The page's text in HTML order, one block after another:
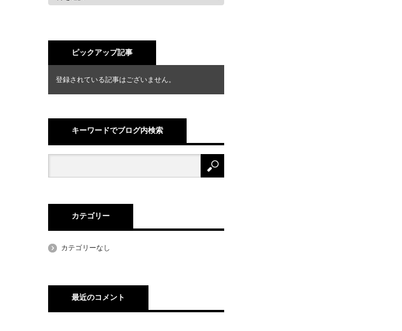
ピックアップ記事
登録されている記事はございません。
キーワードでブログ内検索
カテゴリー
カテゴリーなし
最近のコメント